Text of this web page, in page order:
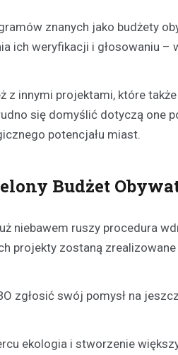
znanych jako budżety
ich weryfikacji i głosowaniu –
z innymi projektami, które
się domyślić dotyczą one
potencjału miast.
Budżet
niebawem ruszy procedura
projekty zostaną zrealizowane
zgłosić swój pomysł na
ekologia i stworzenie